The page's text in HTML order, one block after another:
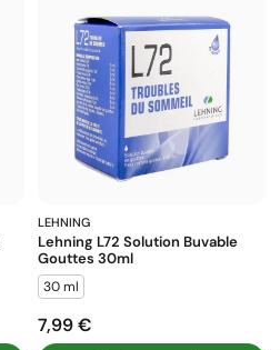
LEHNING
Lehning L72 Solution Buvable
Gouttes 30ml
30 ml
Prix
7,99 €